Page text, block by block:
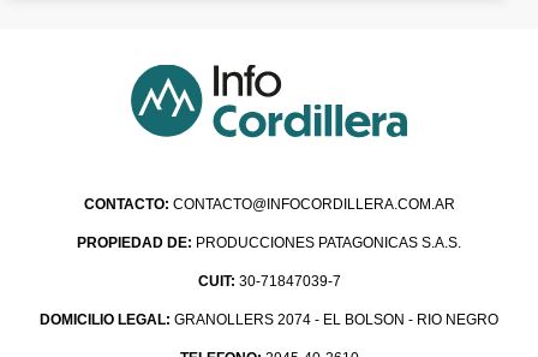
CONTACTO: CONTACTO@INFOCORDILLERA.COM.AR
PROPIEDAD DE: PRODUCCIONES PATAGONICAS S.A.S.
CUIT: 30-71847039-7
DOMICILIO LEGAL: GRANOLLERS 2074 - EL BOLSON - RIO NEGRO